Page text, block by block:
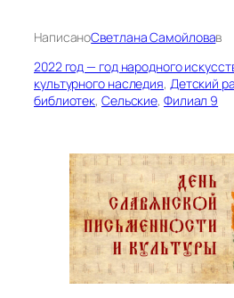
НаписаноСветлана Самойловав
2022 год — год народного
культурного наследия, Детский
библиотек, Сельские, Филиал 9